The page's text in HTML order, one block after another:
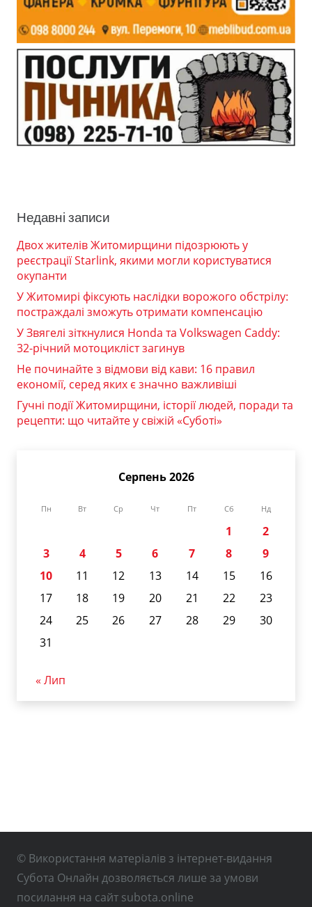
Недавні записи
Двох жителів Житомирщини підозрюють у
реєстрації Starlink, якими могли користуватися
окупанти
У Житомирі фіксують наслідки ворожого обстрілу:
постраждалі зможуть отримати компенсацію
У Звягелі зіткнулися Honda та Volkswagen Caddy:
32-річний мотоцикліст загинув
Не починайте з відмови від кави: 16 правил
економії, серед яких є значно важливіші
Гучні події Житомирщини, історії людей, поради та
рецепти: що читайте у свіжій «Суботі»
Серпень 2026
Пн Вт Ср Чт Пт Сб Нд
1
2
3
4 5 6 7 8
9
10
11 12 13 14 15
16
17
18 19 20 21 22
23
24
25 26 27 28 29
30
31
« Лип
© Використання матеріалів з інтернет-видання
Субота Онлайн дозволяється лише за умови
посилання на сайт subota.online